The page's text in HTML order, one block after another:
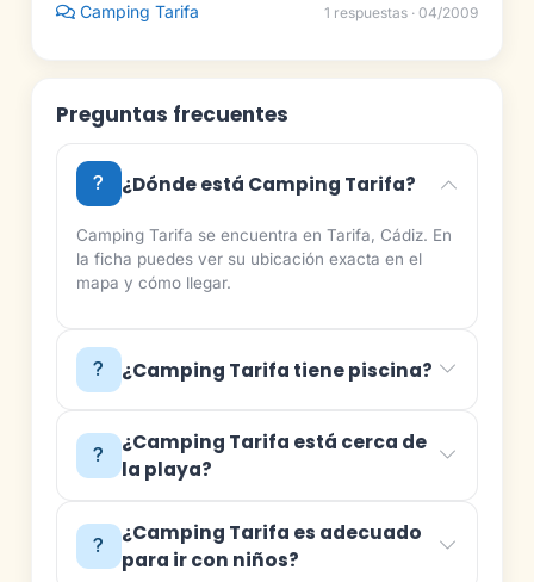
Camping Tarifa 1 respuestas · 04/2009
Preguntas frecuentes
¿Dónde está Camping Tarifa?
Camping Tarifa se encuentra en Tarifa, Cádiz. En
la ficha puedes ver su ubicación exacta en el
mapa y cómo llegar.
¿Camping Tarifa tiene piscina?
¿Camping Tarifa está cerca de
la playa?
¿Camping Tarifa es adecuado
para ir con niños?